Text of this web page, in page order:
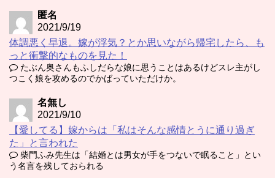
匿名
2021/9/19
体調悪く早退。嫁が浮気？とか思いながら帰宅したら、も
っと衝撃的なものを見た！
たぶん奥さんもふしだらな娘に思うことはあるけどスレ主がし
つこく娘を攻めるのでかばっていただけか。
名無し
2021/9/10
【愛してる】嫁からは「私はそんな感情とうに通り過ぎ
た」と言われた
柴門ふみ先生は「結婚とは男女が手をつないで眠ること」とい
う名言を残しておられる